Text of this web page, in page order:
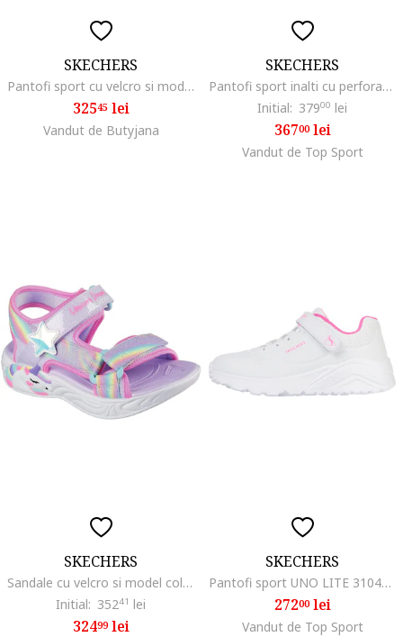
SKECHERS
Pantofi sport cu velcro si model colorblock Flutter Heart Lights, Multicolor
32545lei
Vandut de Butyjana
SKECHERS
Pantofi sport inalti cu perforatii discrete Court, Alb
Initial: 37900 lei
36700lei
Vandut de Top Sport
SKECHERS
Sandale cu velcro si model colorblock Unicorn Dreams, Violet
Initial: 35241 lei
32499lei
SKECHERS
Pantofi sport UNO LITE 310451LWHP
27200lei
Vandut de Top Sport